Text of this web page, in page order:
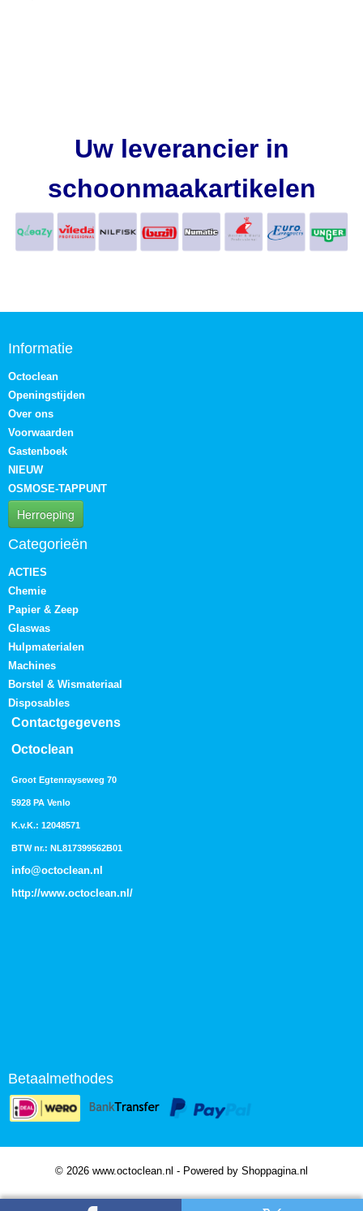
Uw leverancier in
schoonmaakartikelen
Informatie
Octoclean
Openingstijden
Over ons
Voorwaarden
Gastenboek
NIEUW
OSMOSE-TAPPUNT
Herroeping
Categorieën
ACTIES
Chemie
Papier & Zeep
Glaswas
Hulpmaterialen
Machines
Borstel & Wismateriaal
Disposables
Contactgegevens
Octoclean
Groot Egtenrayseweg 70
5928 PA Venlo
K.v.K.: 12048571
BTW nr.: NL817399562B01
info@octoclean.nl
http://www.octoclean.nl /
Betaalmethodes
© 2026 www.octoclean.nl - Powered by Shoppagina.nl